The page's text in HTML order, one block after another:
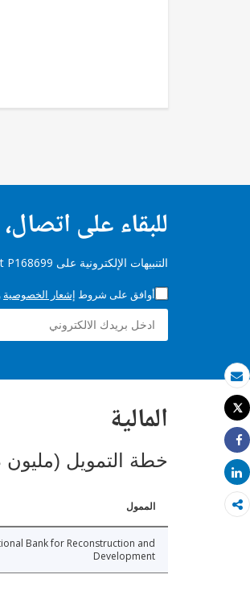
بريد الكتروني
طباعة
Tweet
Share
Share
للبقاء على
التنبيهات الإلكترونية على Project P168699
أوافق على شروط إشعار الخصوصية
المالية
خطة التمويل (مليون
الممول
Bank for Reconstruction and
Development